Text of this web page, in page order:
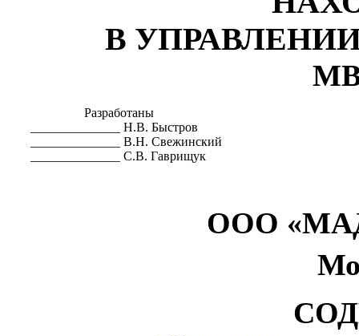
В
Разработаны
______________ Н.В. Быстров
______________ В.Н. Свежинский
______________ С.В. Гаврищук
ООО